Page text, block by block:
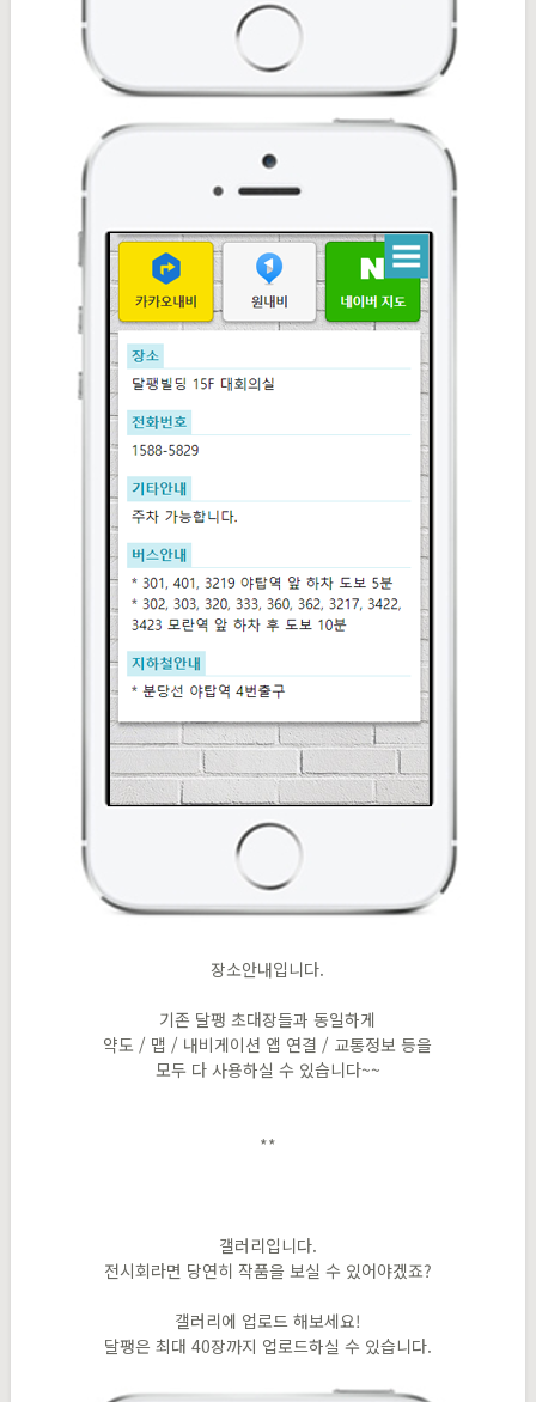
장소안내입니다.
기존 달팽 초대장들과 동일하게
약도 / 맵 / 내비게이션 앱 연결 / 교통정보 등을
모두 다 사용하실 수 있습니다~~
**
갤러리입니다.
전시회라면 당연히 작품을 보실 수 있어야겠죠?
갤러리에 업로드 해보세요!
달팽은 최대 40장까지 업로드하실 수 있습니다.